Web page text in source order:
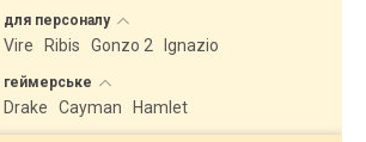
для персоналу
Vire Ribis Gonzo 2 Ignazio
геймерське
Drake Cayman Hamlet